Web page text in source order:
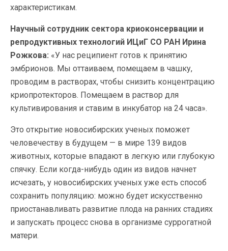
характеристикам.
Научный сотрудник сектора криоконсервации и
репродуктивных технологий ИЦиГ СО РАН Ирина
Рожкова: «У нас реципиент готов к принятию
эмбрионов. Мы оттаиваем, помещаем в чашку,
проводим в растворах, чтобы снизить концентрацию
криопротекторов. Помещаем в раствор для
культивирования и ставим в инкубатор на 24 часа».
Это открытие новосибирских ученых поможет
человечеству в будущем — в мире 139 видов
животных, которые впадают в легкую или глубокую
спячку. Если когда-нибудь один из видов начнет
исчезать, у новосибирских ученых уже есть способ
сохранить популяцию: можно будет искусственно
приостанавливать развитие плода на ранних стадиях
и запускать процесс снова в организме суррогатной
матери.